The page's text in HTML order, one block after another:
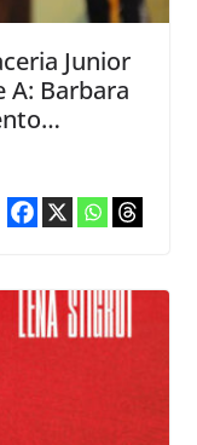
Junior
A: Barbara